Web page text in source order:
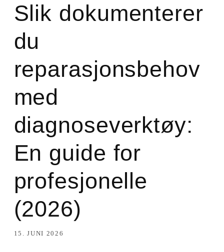
Slik dokumenterer
du
reparasjonsbehov
med
diagnoseverktøy:
En guide for
profesjonelle
(2026)
15. JUNI 2026